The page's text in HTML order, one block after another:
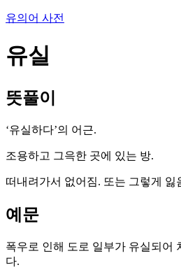
유의어 사전
유실
뜻풀이
‘유실하다’의 어근.
조용하고 그윽한 곳에 있는 방.
떠내려가서 없어짐. 또는 그렇게 잃
예문
폭우로 인해 도로 일부가 유실되어
다.